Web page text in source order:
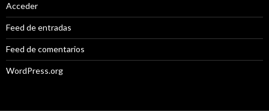
Acceder
Feed de entradas
Feed de comentarios
WordPress.org